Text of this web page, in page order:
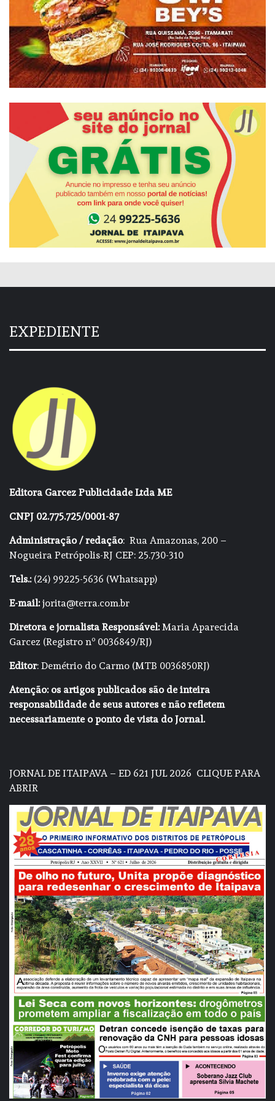
EXPEDIENTE
Editora Garcez Publicidade Ltda ME
CNPJ 02.775.725/0001-87
Administração / redação: Rua Amazonas, 200 –
Nogueira Petrópolis-RJ CEP: 25.730-310
Tels.:(24) 99225-5636 (Whatsapp)
E-mail:jorita@terra.com.br
Diretora e jornalista Responsável:Maria Aparecida
Garcez (Registro nº 0036849/RJ)
Editor: Demétrio do Carmo (MTB 0036850RJ)
Atenção: os artigos publicados são de inteira
responsabilidade de seus autores e não refletem
necessariamente o ponto de vista do Jornal.
JORNAL DE ITAIPAVA – ED 621 JUL 2026 CLIQUE PARA
ABRIR